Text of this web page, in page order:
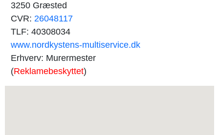
3250 Græsted
CVR: 26048117
TLF: 40308034
www.nordkystens-multiservice.dk
Erhverv: Murermester
(Reklamebeskyttet)